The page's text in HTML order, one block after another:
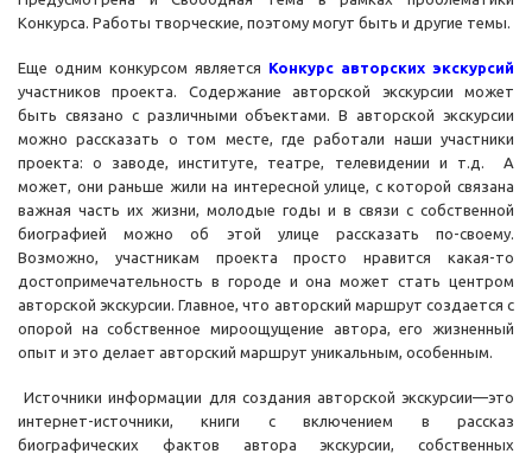
Конкурса. Работы творческие, поэтому могут быть и другие темы.
Еще одним конкурсом является Конкурс авторских экскурсий
участников проекта. Содержание авторской экскурсии может
быть связано с различными объектами. В авторской экскурсии
можно рассказать о том месте, где работали наши участники
проекта: о заводе, институте, театре, телевидении и т.д. А
может, они раньше жили на интересной улице, с которой связана
важная часть их жизни, молодые годы и в связи с собственной
биографией можно об этой улице рассказать по-своему.
Возможно, участникам проекта просто нравится какая-то
достопримечательность в городе и она может стать центром
авторской экскурсии. Главное, что авторский маршрут создается с
опорой на собственное мироощущение автора, его жизненный
опыт и это делает авторский маршрут уникальным, особенным.
Источники информации для создания авторской экскурсии—это
интернет-источники, книги с включением в рассказ
биографических фактов автора экскурсии, собственных